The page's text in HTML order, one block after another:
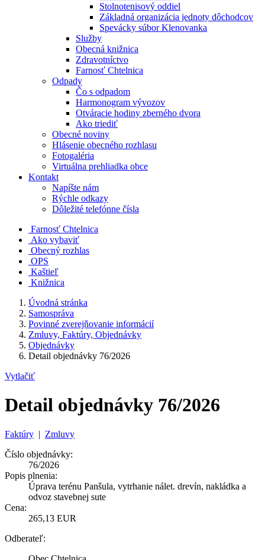
Stolnotenisový oddiel
Základná organizácia jednoty dôchodcov
Spevácky súbor Klenovanka
Služby
Obecná knižnica
Zdravotníctvo
Farnosť Chtelnica
Odpady
Čo s odpadom
Harmonogram vývozov
Otváracie hodiny zberného dvora
Ako triediť
Obecné noviny
Hlásenie obecného rozhlasu
Fotogaléria
Virtuálna prehliadka obce
Kontakt
Napíšte nám
Rýchle odkazy
Dôležité telefónne čísla
Farnosť Chtelnica
Ako vybaviť
Obecný rozhlas
OPS
Kaštieľ
Knižnica
Úvodná stránka
Samospráva
Povinné zverejňovanie informácií
Zmluvy, Faktúry, Objednávky
Objednávky
Detail objednávky 76/2026
Vytlačiť
Detail objednávky 76/2026
Faktúry | Zmluvy
Číslo objednávky:
76/2026
Popis plnenia:
Úprava terénu Panšula, vytrhanie nálet. drevín, nakládka a
odvoz stavebnej sute
Cena:
265,13 EUR
Odberateľ: